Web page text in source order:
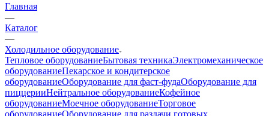
Главная
—
Каталог
—
Холодильное оборудование
Тепловое оборудованиеБытовая техникаЭлектромеханическое
оборудованиеПекарское и кондитерское
оборудованиеОборудование для фаст-фудаОборудование для
пиццерииНейтральное оборудованиеКофейное
оборудованиеМоечное оборудованиеТорговое
оборудованиеОборудование для раздачи готовых